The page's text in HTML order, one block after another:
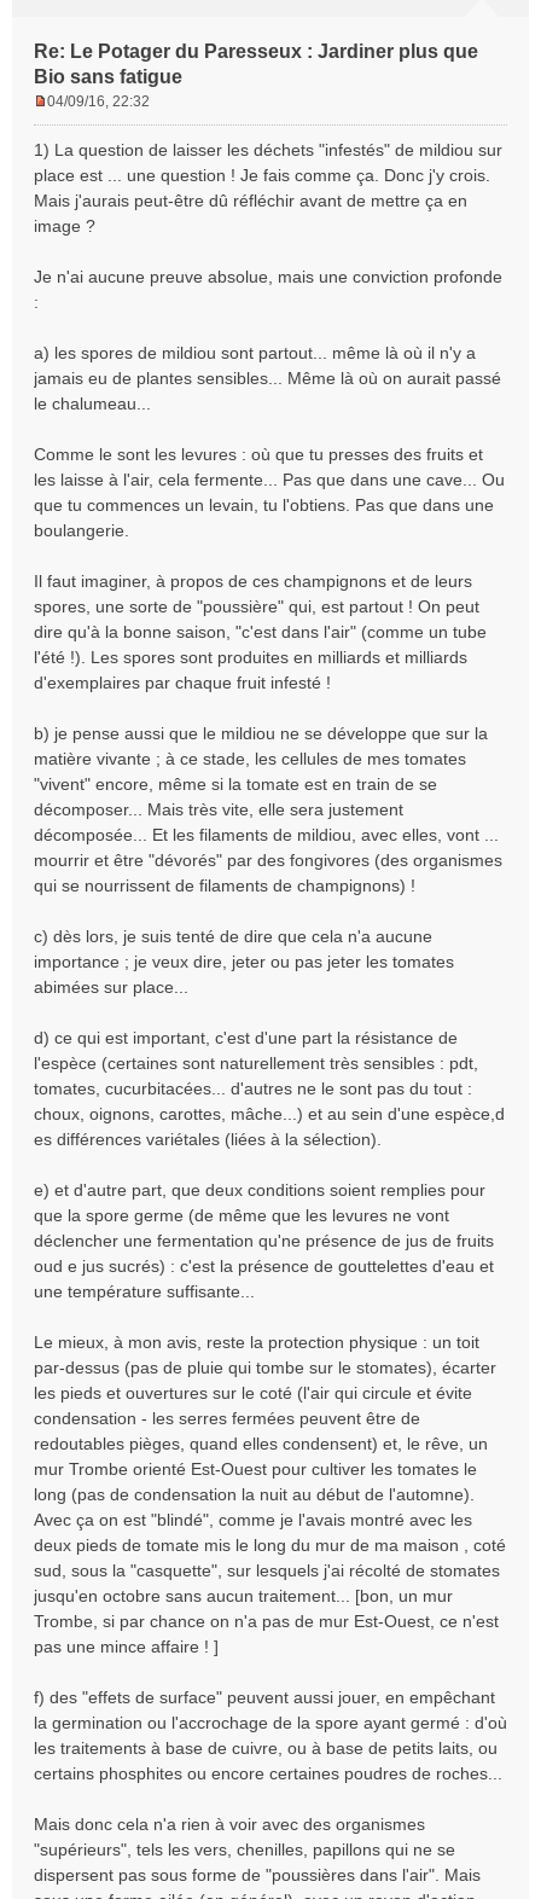
Re: Le Potager du Paresseux : Jardiner plus que
Bio sans fatigue
s
s
a
g
u
04/09/16, 22:32
1) La question de laisser les déchets "infestés" de mildiou sur
place est ... une question ! Je fais comme ça. Donc j'y crois.
Mais j'aurais peut-être dû réfléchir avant de mettre ça en
image ?
Je n'ai aucune preuve absolue, mais une conviction profonde
:
a) les spores de mildiou sont partout... même là où il n'y a
jamais eu de plantes sensibles... Même là où on aurait passé
le chalumeau...
Comme le sont les levures : où que tu presses des fruits et
les laisse à l'air, cela fermente... Pas que dans une cave... Ou
que tu commences un levain, tu l'obtiens. Pas que dans une
boulangerie.
Il faut imaginer, à propos de ces champignons et de leurs
spores, une sorte de "poussière" qui, est partout ! On peut
dire qu'à la bonne saison, "c'est dans l'air" (comme un tube
l'été !). Les spores sont produites en milliards et milliards
d'exemplaires par chaque fruit infesté !
b) je pense aussi que le mildiou ne se développe que sur la
matière vivante ; à ce stade, les cellules de mes tomates
"vivent" encore, même si la tomate est en train de se
décomposer... Mais très vite, elle sera justement
décomposée... Et les filaments de mildiou, avec elles, vont ...
mourrir et être "dévorés" par des fongivores (des organismes
qui se nourrissent de filaments de champignons) !
c) dès lors, je suis tenté de dire que cela n'a aucune
importance ; je veux dire, jeter ou pas jeter les tomates
abimées sur place...
d) ce qui est important, c'est d'une part la résistance de
l'espèce (certaines sont naturellement très sensibles : pdt,
tomates, cucurbitacées... d'autres ne le sont pas du tout :
choux, oignons, carottes, mâche...) et au sein d'une espèce,d
es différences variétales (liées à la sélection).
e) et d'autre part, que deux conditions soient remplies pour
que la spore germe (de même que les levures ne vont
déclencher une fermentation qu'ne présence de jus de fruits
oud e jus sucrés) : c'est la présence de gouttelettes d'eau et
une température suffisante...
Le mieux, à mon avis, reste la protection physique : un toit
par-dessus (pas de pluie qui tombe sur le stomates), écarter
les pieds et ouvertures sur le coté (l'air qui circule et évite
condensation - les serres fermées peuvent être de
redoutables pièges, quand elles condensent) et, le rêve, un
mur Trombe orienté Est-Ouest pour cultiver les tomates le
long (pas de condensation la nuit au début de l'automne).
Avec ça on est "blindé", comme je l'avais montré avec les
deux pieds de tomate mis le long du mur de ma maison , coté
sud, sous la "casquette", sur lesquels j'ai récolté de stomates
jusqu'en octobre sans aucun traitement... [bon, un mur
Trombe, si par chance on n'a pas de mur Est-Ouest, ce n'est
pas une mince affaire ! ]
f) des "effets de surface" peuvent aussi jouer, en empêchant
la germination ou l'accrochage de la spore ayant germé : d'où
les traitements à base de cuivre, ou à base de petits laits, ou
certains phosphites ou encore certaines poudres de roches...
Mais donc cela n'a rien à voir avec des organismes
"supérieurs", tels les vers, chenilles, papillons qui ne se
dispersent pas sous forme de "poussières dans l'air". Mais